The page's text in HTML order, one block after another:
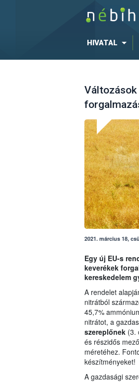
HIVATAL
2021. március 18,
Egy új EU-s
keverékek
kereskedelem
A rendelet
nitrátból
45,7%
nitrátot, a
szereplőnek(3.
és részidős
méretéhez.
készítményeket!
A gazdasági